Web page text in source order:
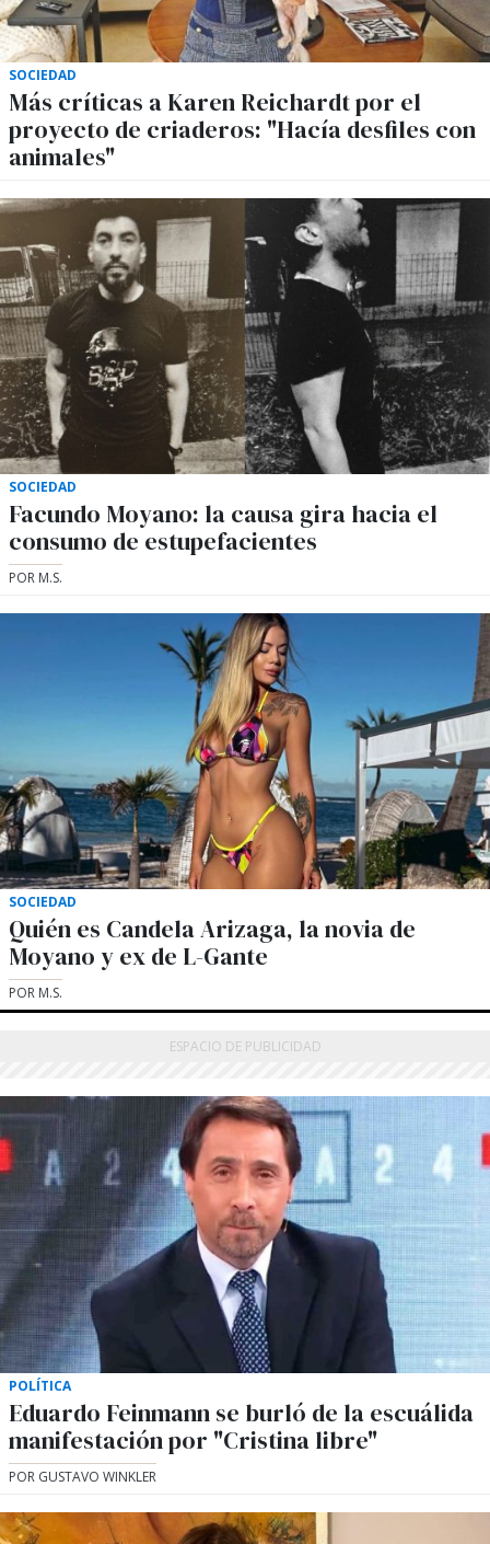
SOCIEDAD
Más críticas a Karen Reichardt por el
proyecto de criaderos: "Hacía desfiles con
animales"
SOCIEDAD
Facundo Moyano: la causa gira hacia el
consumo de estupefacientes
POR M.S.
SOCIEDAD
Quién es Candela Arizaga, la novia de
Moyano y ex de L-Gante
POR M.S.
POLÍTICA
Eduardo Feinmann se burló de la escuálida
manifestación por "Cristina libre"
POR GUSTAVO WINKLER